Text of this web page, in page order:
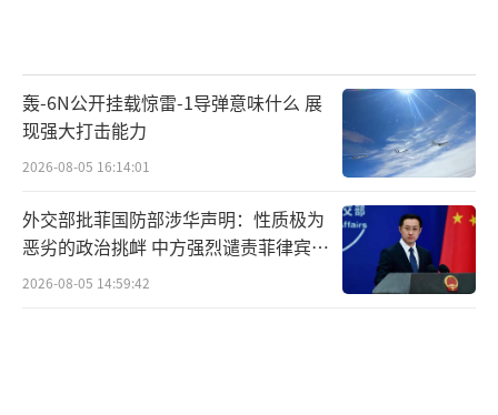
轰-6N公开挂载惊雷-1导弹意味什么 展
现强大打击能力
2026-08-05 16:14:01
外交部批菲国防部涉华声明：性质极为
恶劣的政治挑衅 中方强烈谴责菲律宾行
为
2026-08-05 14:59:42